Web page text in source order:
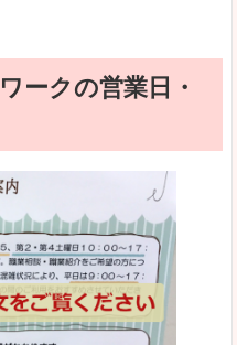
ークの営業日・